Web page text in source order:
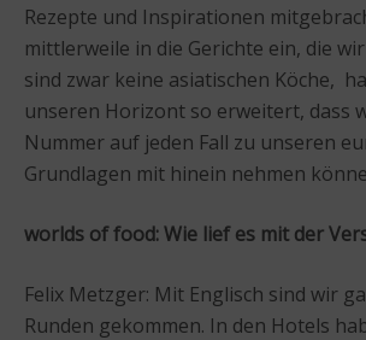
Rezepte und Inspirationen
mittlerweile in die Gerichte ein, die
sind zwar keine asiatischen Köche,
unseren Horizont so erweitert, dass
Nummer auf jeden Fall zu unseren
Grundlagen mit hinein nehmen
worlds of food: Wie lief es mit der
Felix Metzger: Mit Englisch sind wir
Runden gekommen. In den Hotels